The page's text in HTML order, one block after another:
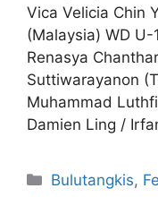
Vica Velicia Chin
(Malaysia) WD
Renasya
Suttiwarayanon
Muhammad
Damien Ling /
Bulutangkis,